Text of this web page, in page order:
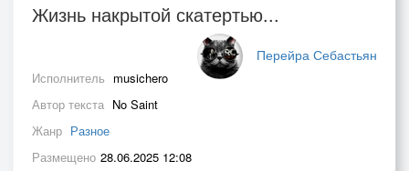
Жизнь накрытой скатертью...
Перейра Себастьян
Исполнитель musichero
Автор текста No Saint
Жанр Разное
Размещено 28.06.2025 12:08